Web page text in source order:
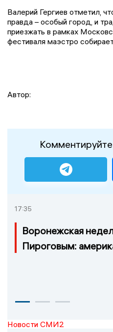
Валерий Гергиев отметил,
правда – особый город, и
приезжать в рамках
фестиваля маэстро
Автор:
17:35
Воронежская
Пироговым:
Новости СМИ2